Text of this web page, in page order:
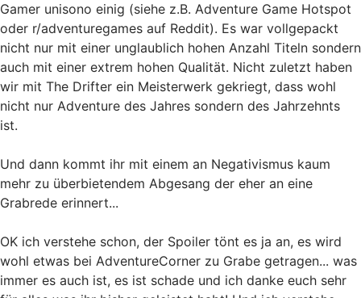
Gamer unisono einig (siehe z.B. Adventure Game Hotspot
oder r/adventuregames auf Reddit). Es war vollgepackt
nicht nur mit einer unglaublich hohen Anzahl Titeln sondern
auch mit einer extrem hohen Qualität. Nicht zuletzt haben
wir mit The Drifter ein Meisterwerk gekriegt, dass wohl
nicht nur Adventure des Jahres sondern des Jahrzehnts
ist.
Und dann kommt ihr mit einem an Negativismus kaum
mehr zu überbietendem Abgesang der eher an eine
Grabrede erinnert...
OK ich verstehe schon, der Spoiler tönt es ja an, es wird
wohl etwas bei AdventureCorner zu Grabe getragen... was
immer es auch ist, es ist schade und ich danke euch sehr